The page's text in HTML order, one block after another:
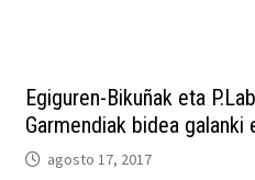
​Egiguren-Bikuñak eta
Garmendiak bidea galanki
agosto 17, 2017